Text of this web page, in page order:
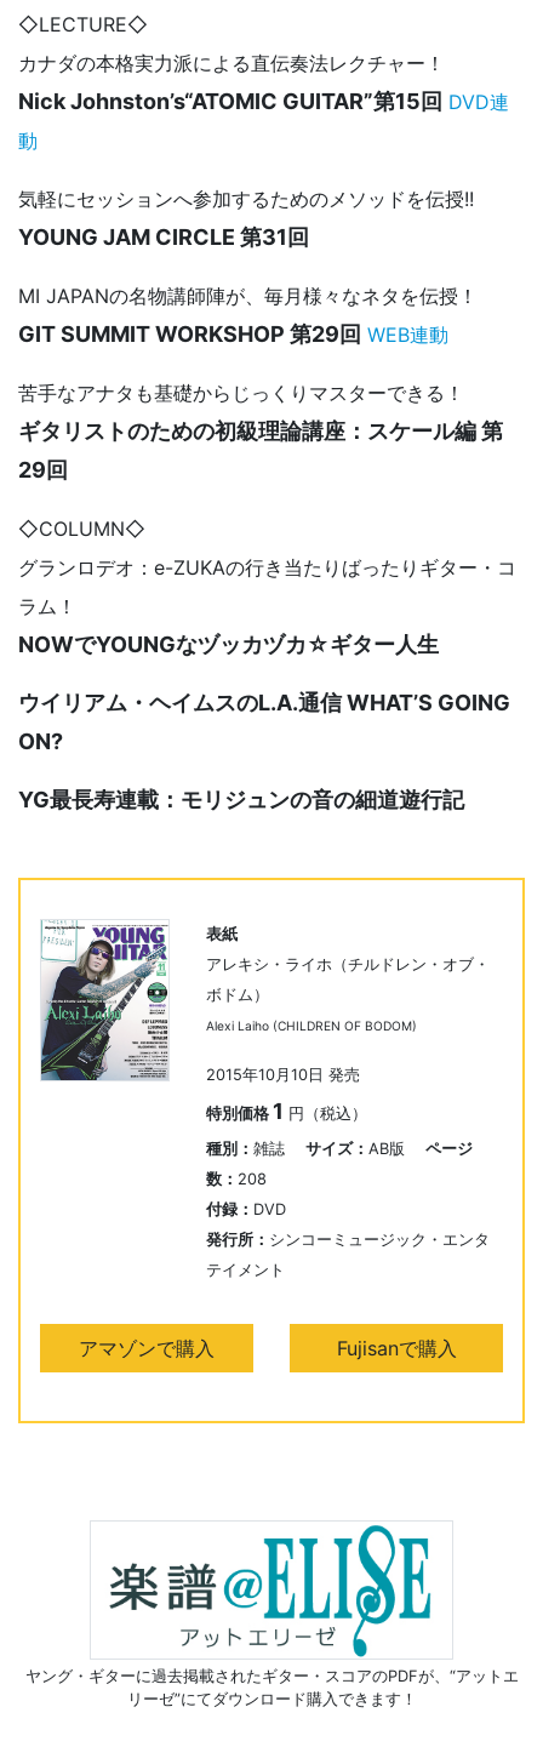
◇LECTURE◇
カナダの本格実力派による直伝奏法レクチャー！
Nick Johnston’s“ATOMIC GUITAR”第15回 DVD連
動
気軽にセッションへ参加するためのメソッドを伝授!!
YOUNG JAM CIRCLE 第31回
MI JAPANの名物講師陣が、毎月様々なネタを伝授！
GIT SUMMIT WORKSHOP 第29回 WEB連動
苦手なアナタも基礎からじっくりマスターできる！
ギタリストのための初級理論講座：スケール編 第
29回
◇COLUMN◇
グランロデオ：e-ZUKAの行き当たりばったりギター・コ
ラム！
NOWでYOUNGなヅッカヅカ☆ギター人生
ウイリアム・ヘイムスのL.A.通信 WHAT’S GOING
ON?
YG最長寿連載：モリジュンの音の細道遊行記
表紙
アレキシ・ライホ（チルドレン・オブ・
ボドム）
Alexi Laiho (CHILDREN OF BODOM)
2015年10月10日 発売
特別価格 1 円（税込）
種別：雑誌サイズ：AB版ページ
数： 208
付録： DVD
発行所： シンコーミュージック・エンタ
テイメント
アマゾンで購入 Fujisanで購入
ヤング・ギターに過去掲載されたギター・スコアのPDFが、 “アットエ
リーゼ”にてダウンロード購入できます！